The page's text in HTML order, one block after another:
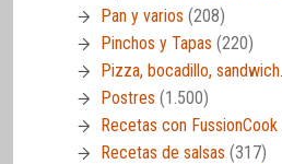
Pan y varios (208)
Pinchos y Tapas (220)
Pizza, bocadillo,
Postres (1.500)
Recetas con FussionCook
Recetas de salsas (317)